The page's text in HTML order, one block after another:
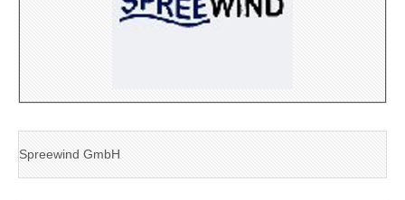
Spreewind GmbH